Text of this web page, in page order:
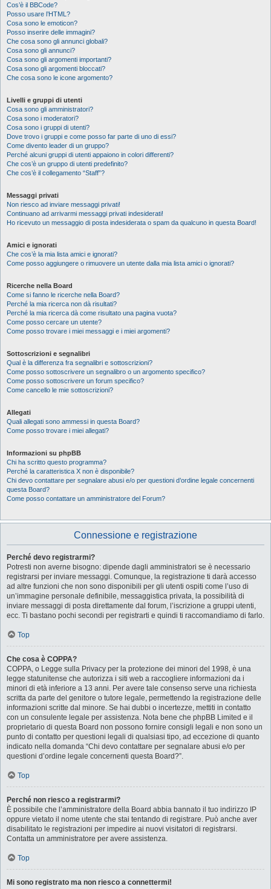
Cos’è il BBCode?
Posso usare l’HTML?
Cosa sono le emoticon?
Posso inserire delle immagini?
Che cosa sono gli annunci globali?
Cosa sono gli annunci?
Cosa sono gli argomenti importanti?
Cosa sono gli argomenti bloccati?
Che cosa sono le icone argomento?
Livelli e gruppi di utenti
Cosa sono gli amministratori?
Cosa sono i moderatori?
Cosa sono i gruppi di utenti?
Dove trovo i gruppi e come posso far parte di uno di essi?
Come divento leader di un gruppo?
Perché alcuni gruppi di utenti appaiono in colori differenti?
Che cos’è un gruppo di utenti predefinito?
Che cos’è il collegamento “Staff”?
Messaggi privati
Non riesco ad inviare messaggi privati!
Continuano ad arrivarmi messaggi privati indesiderati!
Ho ricevuto un messaggio di posta indesiderata o spam da qualcuno in questa Board!
Amici e ignorati
Che cos’è la mia lista amici e ignorati?
Come posso aggiungere o rimuovere un utente dalla mia lista amici o ignorati?
Ricerche nella Board
Come si fanno le ricerche nella Board?
Perché la mia ricerca non dà risultati?
Perché la mia ricerca dà come risultato una pagina vuota?
Come posso cercare un utente?
Come posso trovare i miei messaggi e i miei argomenti?
Sottoscrizioni e segnalibri
Qual è la differenza fra segnalibri e sottoscrizioni?
Come posso sottoscrivere un segnalibro o un argomento specifico?
Come posso sottoscrivere un forum specifico?
Come cancello le mie sottoscrizioni?
Allegati
Quali allegati sono ammessi in questa Board?
Come posso trovare i miei allegati?
Informazioni su phpBB
Chi ha scritto questo programma?
Perché la caratteristica X non è disponibile?
Chi devo contattare per segnalare abusi e/o per questioni d’ordine legale concernenti
questa Board?
Come posso contattare un amministratore del Forum?
Connessione e registrazione
Perché devo registrarmi?
Potresti non averne bisogno: dipende dagli amministratori se è necessario
registrarsi per inviare messaggi. Comunque, la registrazione ti darà accesso
ad altre funzioni che non sono disponibili per gli utenti ospiti come l’uso di
un’immagine personale definibile, messaggistica privata, la possibilità di
inviare messaggi di posta direttamente dal forum, l’iscrizione a gruppi utenti,
ecc. Ti bastano pochi secondi per registrarti e quindi ti raccomandiamo di farlo.
Top
Che cosa è COPPA?
COPPA, o Legge sulla Privacy per la protezione dei minori del 1998, è una
legge statunitense che autorizza i siti web a raccogliere informazioni da i
minori di età inferiore a 13 anni. Per avere tale consenso serve una richiesta
scritta da parte del genitore o tutore legale, permettendo la registrazione delle
informazioni scritte dal minore. Se hai dubbi o incertezze, mettiti in contatto
con un consulente legale per assistenza. Nota bene che phpBB Limited e il
proprietario di questa Board non possono fornire consigli legali e non sono un
punto di contatto per questioni legali di qualsiasi tipo, ad eccezione di quanto
indicato nella domanda “Chi devo contattare per segnalare abusi e/o per
questioni d’ordine legale concernenti questa Board?”.
Top
Perché non riesco a registrarmi?
È possibile che l’amministratore della Board abbia bannato il tuo indirizzo IP
oppure vietato il nome utente che stai tentando di registrare. Può anche aver
disabilitato le registrazioni per impedire ai nuovi visitatori di registrarsi.
Contatta un amministratore per avere assistenza.
Top
Mi sono registrato ma non riesco a connettermi!